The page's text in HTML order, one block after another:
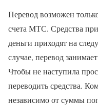
Перевод возможен
счета МТС. Средства
деньги приходят на
случае, перевод
Чтобы не наступила
переводить средства.
независимо от суммы